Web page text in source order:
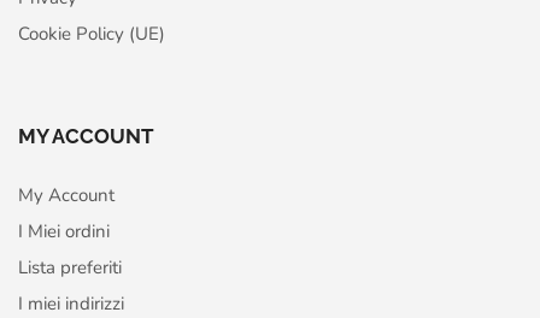
Cookie Policy (UE)
MY ACCOUNT
My Account
I Miei ordini
Lista preferiti
I miei indirizzi